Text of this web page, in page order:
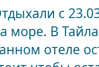
с
море. В
отеле